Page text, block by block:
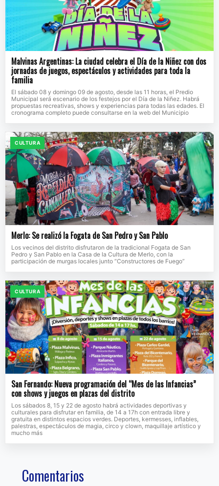
Malvinas Argentinas: La ciudad celebra el Día de la Niñez con dos
jornadas de juegos, espectáculos y actividades para toda la
familia
El sábado 08 y domingo 09 de agosto, desde las 11 horas, el Predio
Municipal será escenario de los festejos por el Día de la Niñez. Habrá
propuestas recreativas, shows y experiencias para todas las edades. El
cronograma completo puede consultarse en la web del Municipio
CULTURA
Merlo: Se realizó la Fogata de San Pedro y San Pablo
Los vecinos del distrito disfrutaron de la tradicional Fogata de San
Pedro y San Pablo en la Casa de la Cultura de Merlo, con la
participación de murgas locales junto “Constructores de Fuego”
CULTURA
San Fernando: Nueva programación del “Mes de las Infancias”
con shows y juegos en plazas del distrito
Los sábados 8, 15 y 22 de agosto habrá actividades deportivas y
culturales para disfrutar en familia, de 14 a 17h con entrada libre y
gratuita en distintos espacios verdes. Deportes, kermesses, inflables,
palestras, espectáculos de magia, circo y clown, maquillaje artístico y
mucho más
Comentarios